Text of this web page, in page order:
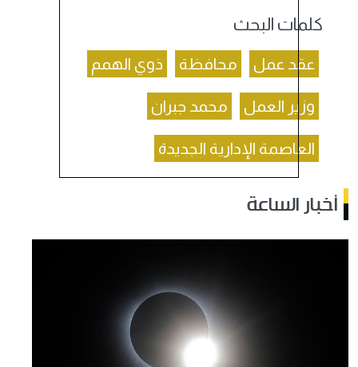
كلمات البحث
عقد عمل محافظة ذوي الهمم
وزير العمل محمد جبران
العاصمة الإدارية الجديدة
أخبار الساعة